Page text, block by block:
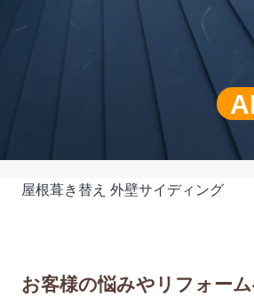
屋根葺き替え 外壁サイディング
お客様の悩みやリフォー